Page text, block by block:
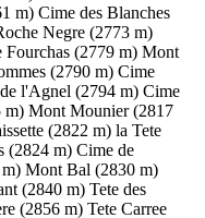
m) Cime des Blanches
Negre (2773 m)
Fourchas (2779 m) Mont
(2790 m) Cime
l'Agnel (2794 m) Cime
m) Mont Mounier (2817
(2822 m) la Tete
(2824 m) Cime de
Mont Bal (2830 m)
(2840 m) Tete des
(2856 m) Tete Carree